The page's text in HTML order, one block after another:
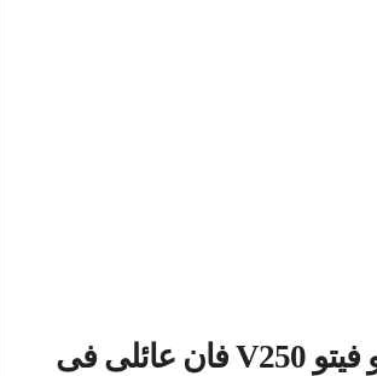
تأجير أفخم وأحدث سياره مرسيدس فيانو فيتو V250 فان عائلى فى